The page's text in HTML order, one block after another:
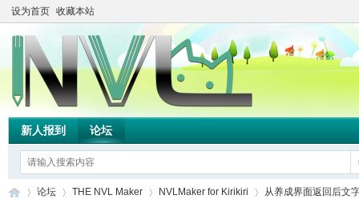
设为首页 收藏本站
新人报到 论坛
论坛 THE NVL Maker NVLMaker for Kirikiri 从养成界面返回后文